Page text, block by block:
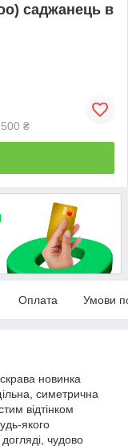
саджанець в
₴
Оплата Умови
новинка
симетрична
відтінком
якого
чудово